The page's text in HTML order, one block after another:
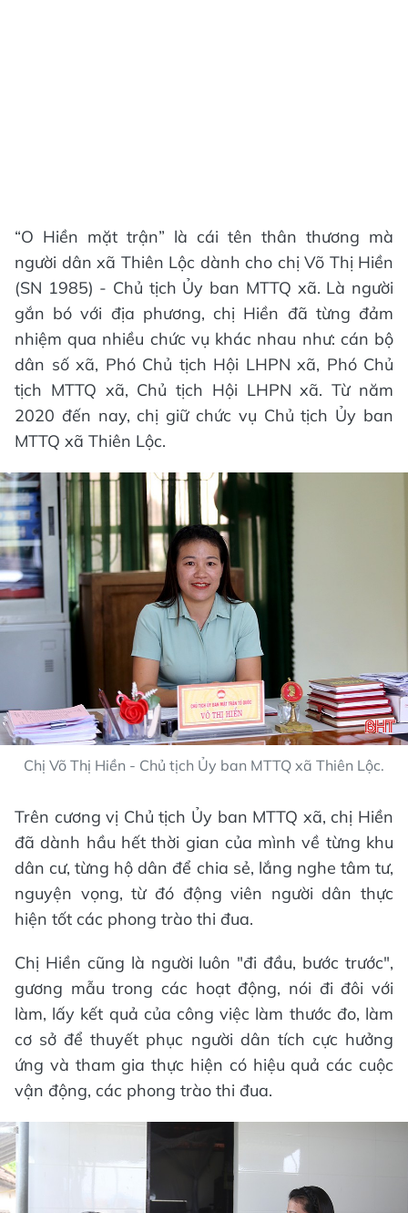
“O Hiền mặt trận” là cái tên thân thương mà
người dân xã Thiên Lộc dành cho chị Võ Thị Hiền
(SN 1985) - Chủ tịch Ủy ban MTTQ xã. Là người
gắn bó với địa phương, chị Hiền đã từng đảm
nhiệm qua nhiều chức vụ khác nhau như: cán bộ
dân số xã, Phó Chủ tịch Hội LHPN xã, Phó Chủ
tịch MTTQ xã, Chủ tịch Hội LHPN xã. Từ năm
2020 đến nay, chị giữ chức vụ Chủ tịch Ủy ban
MTTQ xã Thiên Lộc.
Chị Võ Thị Hiền - Chủ tịch Ủy ban MTTQ xã Thiên Lộc.
Trên cương vị Chủ tịch Ủy ban MTTQ xã, chị Hiền
đã dành hầu hết thời gian của mình về từng khu
dân cư, từng hộ dân để chia sẻ, lắng nghe tâm tư,
nguyện vọng, từ đó động viên người dân thực
hiện tốt các phong trào thi đua.
Chị Hiền cũng là người luôn "đi đầu, bước trước",
gương mẫu trong các hoạt động, nói đi đôi với
làm, lấy kết quả của công việc làm thước đo, làm
cơ sở để thuyết phục người dân tích cực hưởng
ứng và tham gia thực hiện có hiệu quả các cuộc
vận động, các phong trào thi đua.